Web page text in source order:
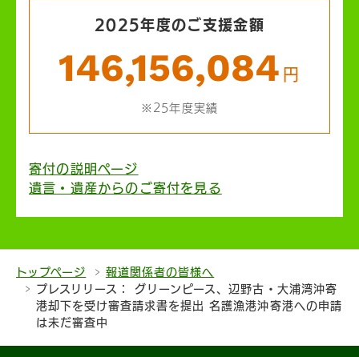
2025年度のご支援金額
146,156,084 円
※25年度実績
寄付の説明ページ
遺言・遺産からのご寄付を見る
トップページ
報道関係者の皆様へ
プレスリリース： グリーンピース、辺野古・大浦湾沖寄
港却下を受け審査請求書を提出 名護漁港沖寄港への申請
は未だ審査中